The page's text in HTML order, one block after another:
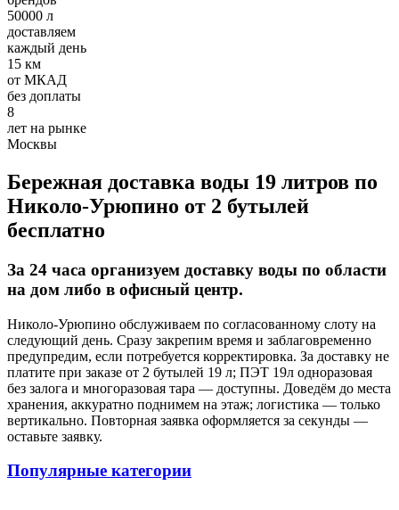
50000 л
доставляем
каждый день
15 км
от МКАД
без доплаты
8
лет на рынке
Москвы
Бережная доставка воды 19 литров по
Николо-Урюпино от 2 бутылей
бесплатно
За 24 часа организуем доставку воды по области
на дом либо в офисный центр.
Николо-Урюпино обслуживаем по согласованному слоту на
следующий день. Сразу закрепим время и заблаговременно
предупредим, если потребуется корректировка. За доставку не
платите при заказе от 2 бутылей 19 л; ПЭТ 19л одноразовая
без залога и многоразовая тара — доступны. Доведём до места
хранения, аккуратно поднимем на этаж; логистика — только
вертикально. Повторная заявка оформляется за секунды —
оставьте заявку.
Популярные категории
Требования:
Хорошее знание 1С
Умение работать с постоянными клиентами, вести
первичный документооборот
Ответственное отношение к работе
Условия:
З/п 32000-50000 руб.
График 5/2
Оформление по ТК РФ
Добавить отзыв
Опубликовать
отзыв от клиента
Светлана Москва
У меня долго пустовала квартира, никак не доходили руки
ремонтировала эта компания. В тот же день позвонила и